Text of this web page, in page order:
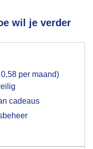
wil je verder
0,58 per maand)
cadeaus
voor het
op hebt gegeven,
je browser waarin